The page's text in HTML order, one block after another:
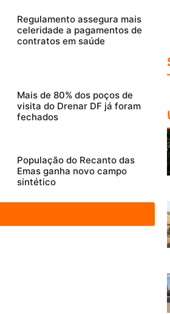
Regulamento assegura mais
celeridade a pagamentos de
contratos em saúde
Mais de 80% dos poços de
visita do Drenar DF já foram
fechados
População do Recanto das
Emas ganha novo campo
sintético